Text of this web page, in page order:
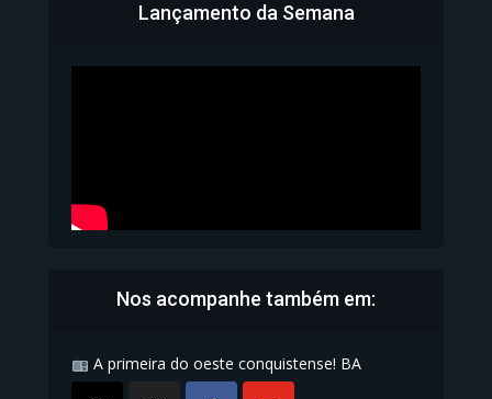
Bahia inicia emissão da
Lançamento da Semana
Nos acompanhe também em:
A primeira do oeste conquistense! BA